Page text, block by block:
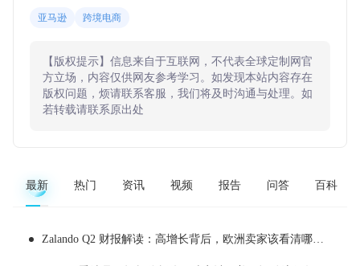
亚马逊 跨境电商
【版权提示】信息来自于互联网，不代表全球定制网官
方立场，内容仅供网友参考学习。如发现本站内容存在
版权问题，烦请联系客服，我们将及时沟通与处理。如
若转载请联系原出处
最新 热门 资讯 视频 报告 问答 百科
Zalando Q2 财报解读：高增长背后，欧洲卖家该看清哪些现实